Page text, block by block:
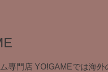
専門店 YO!GAMEでは海外